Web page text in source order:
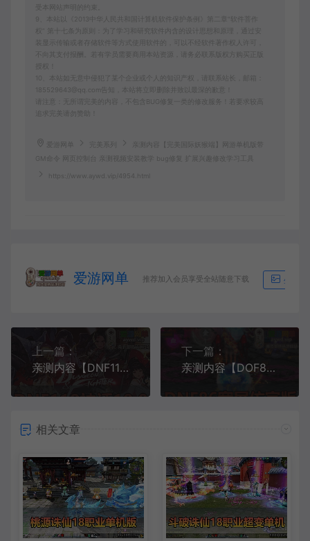
受本网站声明的约束。
9、本站以《2013中华人民共和国计算机软件保护条例》第二章"软件菩作
权” 第十七条为原则：为了学习和研究软件内含的设计思想和原理，通过安
装显示传输或者存储软件等方式使用软件的，可以不经软件著作权人许可，
不向其支付报酬。若有学员需要商用本站资源，请务必联系版权方购买正版
10、本站如无意中侵犯了某个企业或个人的知识产权，请联系站长，邮箱：
185529643@qq.com告知，本站将立即删除并致以最深的歉意！
请注意：无所谓完美的内容，不包含BUG修复一类的修改服务！若要求较高
追求完美请勿赞助！
爱游网单 完美系列
亲测内容【完美国际妖猴端】网游单机版带
GM命令 网页控制台 亲测视频安装教学 bug修复 扩展兴趣修改学习工具
https://www.aywd.vip/4954.html
爱游网单 推荐加入会员享受全站随意下载 生成海
上一篇：
亲测内容【DNF110神话版】V10.0巴卡尔副本女鬼剑 女圣职者 魔枪士网游单机版虚拟机一键端带GM后台
下一篇：
亲测内容【DOF86复古版】单机版带GM后台 宽屏 内辅 原始职业 无魔改 安图恩 亲测视频安装教学
相关文章